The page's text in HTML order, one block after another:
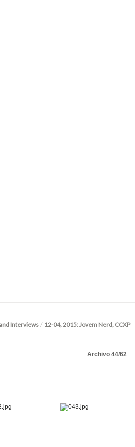
Interviews / 12-04, 2015: Jovem Nerd, CCXP
Archivo 44/62